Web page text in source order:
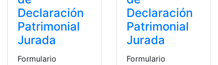
Declaración
Patrimonial
Jurada
Formulario
Declaración
Patrimonial
Jurada
Formulario